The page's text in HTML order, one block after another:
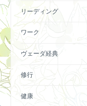
リーディング
ワーク
ヴェーダ経典
修行
健康